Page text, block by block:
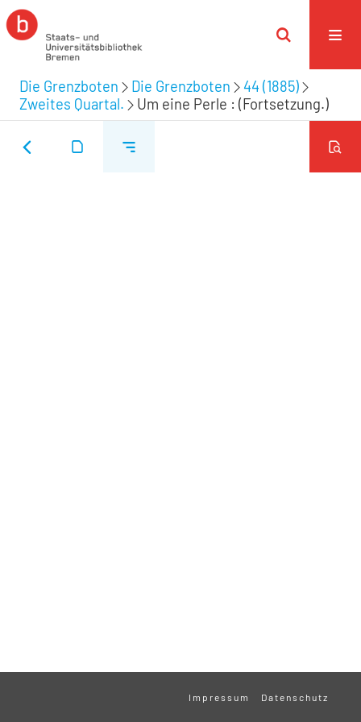
Die Grenzboten Die Grenzboten
44 (1885)
Zweites Quartal.
Um eine Perle : (Fortsetzung.)
Impressum Datenschutz